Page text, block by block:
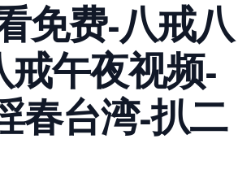
免费-八戒八
午夜视频-
春台湾-扒二